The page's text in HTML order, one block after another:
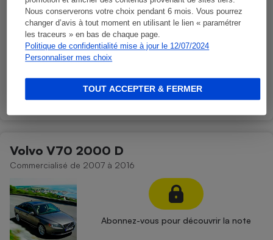
Nous conserverons votre choix pendant 6 mois. Vous pourrez
changer d’avis à tout moment en utilisant le lien « paramétrer
les traceurs » en bas de chaque page.
Politique de confidentialité mise à jour le 12/07/2024
Personnaliser mes choix
TOUT ACCEPTER & FERMER
Commercialisé de 2015 à 2024
Abonnez-vous pour découvrir la note
Volvo V70 2000 D
Commercialisé de 2007 à 2016
Abonnez-vous pour découvrir la note